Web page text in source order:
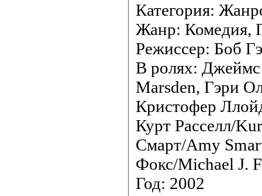
Категория:
Жанр: Комедия,
Режиссер: Боб
В ролях:
Marsden, Гэри
Кристофер
Курт Расселл/
Смарт/Amy
Фокс/Michael J.
Год: 2002